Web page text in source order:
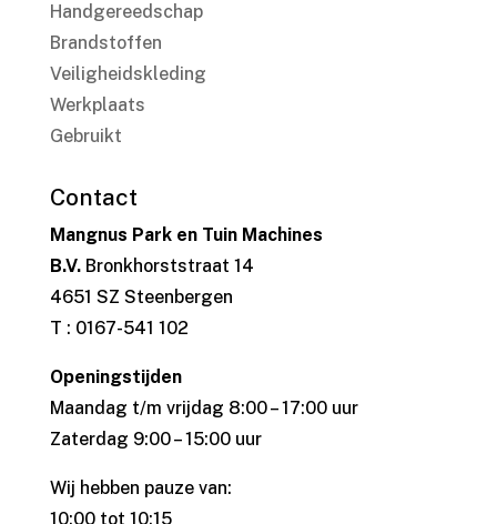
Handgereedschap
Brandstoffen
Veiligheidskleding
Werkplaats
Gebruikt
Contact
Mangnus Park en Tuin Machines
B.V.Bronkhorststraat 14
4651 SZ Steenbergen
T : 0167-541 102
Openingstijden
Maandag t/m vrijdag 8:00 – 17:00 uur
Zaterdag 9:00 – 15:00 uur
Wij hebben pauze van:
10:00 tot 10:15